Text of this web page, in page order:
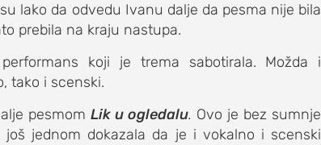
lako da odvedu Ivanu dalje da pesma nije bila
prebila na kraju nastupa.
koji je trema sabotirala. Možda i
tako i scenski.
pesmom Lik u ogledalu. Ovo je bez sumnje
još jednom dokazala da je i vokalno i scenski